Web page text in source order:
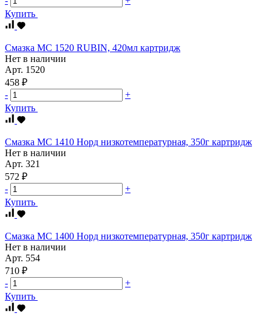
Купить
Смазка МС 1520 RUBIN, 420мл картридж
Нет в наличии
Арт. 1520
458 ₽
-
+
Купить
Смазка МС 1410 Норд низкотемпературная, 350г картридж
Нет в наличии
Арт. 321
572 ₽
-
+
Купить
Смазка МС 1400 Норд низкотемпературная, 350г картридж
Нет в наличии
Арт. 554
710 ₽
-
+
Купить